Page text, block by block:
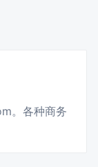
。各种商务